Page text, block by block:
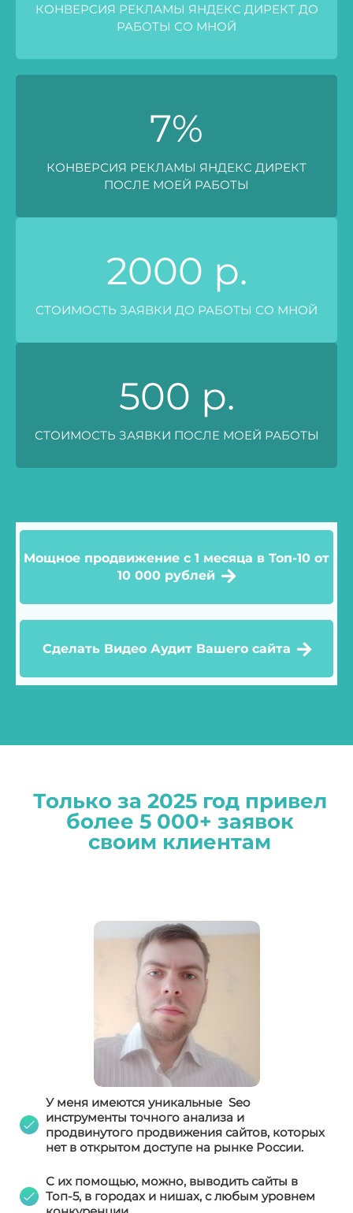
КОНВЕРСИЯ РЕКЛАМЫ ЯНДЕКС ДИРЕКТ ДО
РАБОТЫ СО МНОЙ
7%
КОНВЕРСИЯ РЕКЛАМЫ ЯНДЕКС ДИРЕКТ
ПОСЛЕ МОЕЙ РАБОТЫ
2000 р.
СТОИМОСТЬ ЗАЯВКИ ДО РАБОТЫ СО МНОЙ
500 р.
СТОИМОСТЬ ЗАЯВКИ ПОСЛЕ МОЕЙ РАБОТЫ
Мощное продвижение с 1 месяца в Топ-10 от
10 000 рублей
Сделать Видео Аудит Вашего сайта
Только за 2025 год привел
более 5 000+ заявок
своим клиентам
У меня имеются уникальные Seo
инструменты точного анализа и
продвинутого продвижения сайтов, которых
нет в открытом доступе на рынке России.
С их помощью, можно, выводить сайты в
Топ-5, в городах и нишах, с любым уровнем